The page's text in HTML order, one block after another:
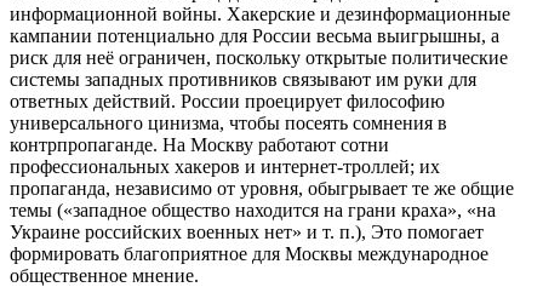
информационной войны. Хакерские и дезинформационные
кампании потенциально для России весьма выигрышны, а
риск для неё ограничен, поскольку открытые политические
системы западных противников связывают им руки для
ответных действий. России проецирует философию
универсального цинизма, чтобы посеять сомнения в
контрпропаганде. На Москву работают сотни
профессиональных хакеров и интернет-троллей; их
пропаганда, независимо от уровня, обыгрывает те же общие
темы («западное общество находится на грани краха», «на
Украине российских военных нет» и т. п.), Это помогает
формировать благоприятное для Москвы международное
общественное мнение.